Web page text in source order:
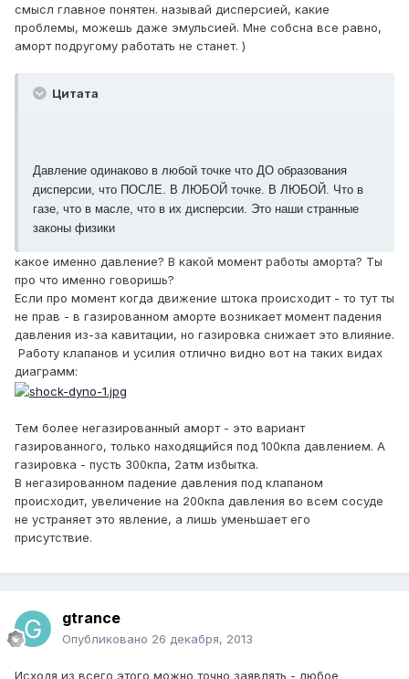
смысл главное понятен. называй дисперсией, какие
проблемы, можешь даже эмульсией. Мне собсна все равно,
аморт подругому работать не станет. )
Цитата
Давление одинаково в любой точке что ДО образования
дисперсии, что ПОСЛЕ. В ЛЮБОЙ точке. В ЛЮБОЙ. Что в
газе, что в масле, что в их дисперсии. Это наши странные
законы физики
какое именно давление? В какой момент работы аморта? Ты
про что именно говоришь?
Если про момент когда движение штока происходит - то тут ты
не прав - в газированном аморте возникает момент падения
давления из-за кавитации, но газировка снижает это влияние.
Работу клапанов и усилия отлично видно вот на таких видах
диаграмм:
Тем более негазированный аморт - это вариант
газированного, только находящийся под 100кпа давлением. А
газировка - пусть 300кпа, 2атм избытка.
В негазированном падение давления под клапаном
происходит, увеличение на 200кпа давления во всем сосуде
не устраняет это явление, а лишь уменьшает его
присутствие.
gtrance
Опубликовано 26 декабря, 2013
Исходя из всего этого можно точно заявлять - любое